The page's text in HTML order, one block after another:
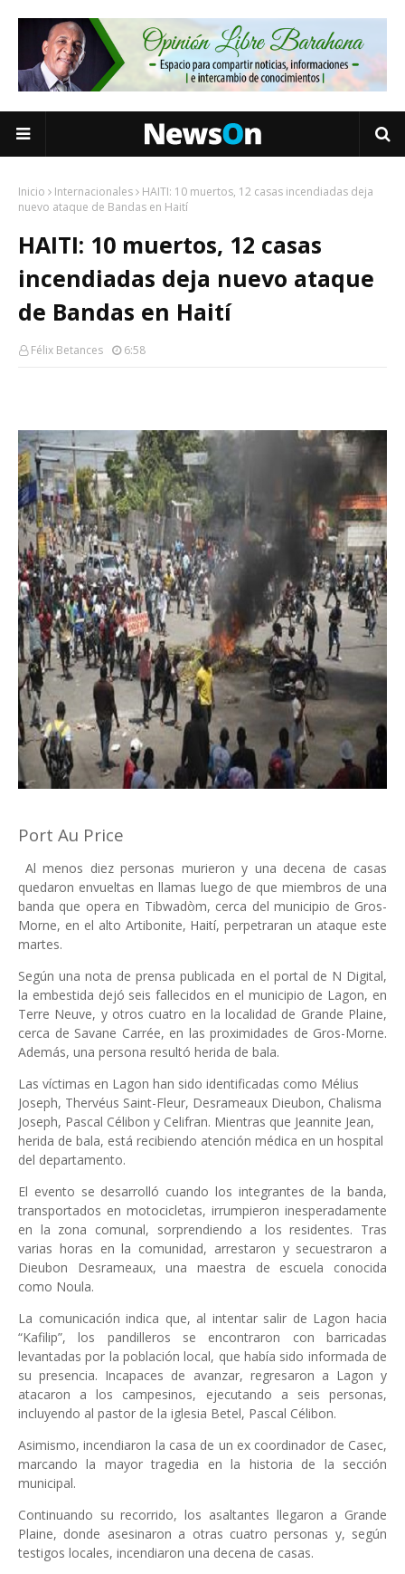
Inicio Internacionales
HAITI: 10 muertos, 12 casas incendiadas deja
nuevo ataque de Bandas en Haití
HAITI: 10 muertos, 12 casas
incendiadas deja nuevo ataque
de Bandas en Haití
Félix Betances 6:58
Port Au Price
Al menos diez personas murieron y una decena de casas
quedaron envueltas en llamas luego de que miembros de una
banda que opera en Tibwadòm, cerca del municipio de Gros-
Morne, en el alto Artibonite, Haití, perpetraran un ataque este
martes.
Según una nota de prensa publicada en el portal de N Digital,
la embestida dejó seis fallecidos en el municipio de Lagon, en
Terre Neuve, y otros cuatro en la localidad de Grande Plaine,
cerca de Savane Carrée, en las proximidades de Gros-Morne.
Además, una persona resultó herida de bala.
Las víctimas en Lagon han sido identificadas como Mélius
Joseph, Thervéus Saint-Fleur, Desrameaux Dieubon, Chalisma
Joseph, Pascal Célibon y Celifran. Mientras que Jeannite Jean,
herida de bala, está recibiendo atención médica en un hospital
del departamento.
El evento se desarrolló cuando los integrantes de la banda,
transportados en motocicletas, irrumpieron inesperadamente
en la zona comunal, sorprendiendo a los residentes. Tras
varias horas en la comunidad, arrestaron y secuestraron a
Dieubon Desrameaux, una maestra de escuela conocida
como Noula.
La comunicación indica que, al intentar salir de Lagon hacia
“Kafilip”, los pandilleros se encontraron con barricadas
levantadas por la población local, que había sido informada de
su presencia. Incapaces de avanzar, regresaron a Lagon y
atacaron a los campesinos, ejecutando a seis personas,
incluyendo al pastor de la iglesia Betel, Pascal Célibon.
Asimismo, incendiaron la casa de un ex coordinador de Casec,
marcando la mayor tragedia en la historia de la sección
municipal.
Continuando su recorrido, los asaltantes llegaron a Grande
Plaine, donde asesinaron a otras cuatro personas y, según
testigos locales, incendiaron una decena de casas.